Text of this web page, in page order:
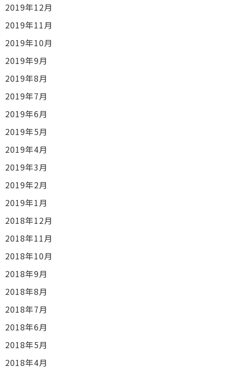
2019年12月
2019年11月
2019年10月
2019年9月
2019年8月
2019年7月
2019年6月
2019年5月
2019年4月
2019年3月
2019年2月
2019年1月
2018年12月
2018年11月
2018年10月
2018年9月
2018年8月
2018年7月
2018年6月
2018年5月
2018年4月